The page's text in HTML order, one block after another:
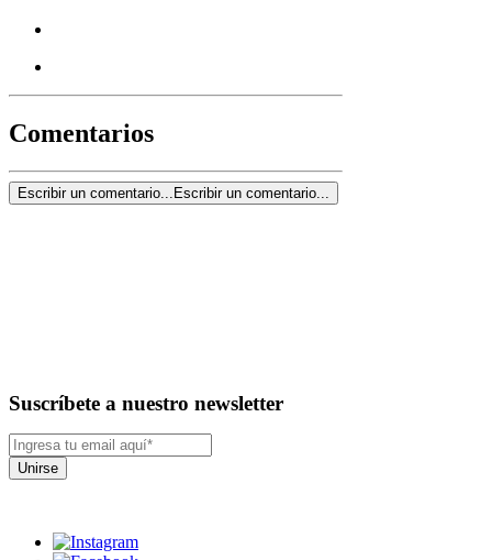
Comentarios
Escribir un comentario... Escribir un comentario...
Suscríbete a nuestro newsletter
Unirse